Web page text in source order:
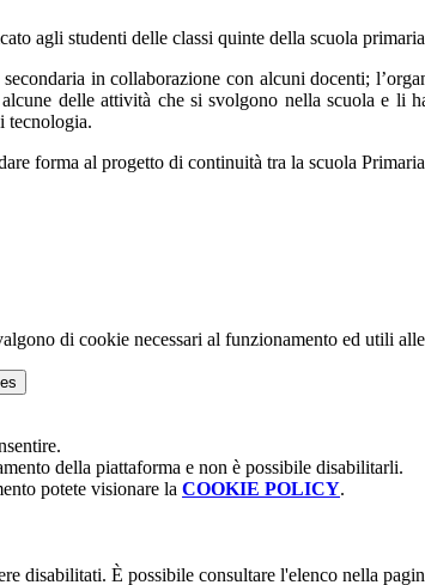
agli studenti delle classi quinte della scuola
in collaborazione con alcuni docenti;
delle attività che si svolgono nella scuola e
tecnologia.
forma al progetto di continuità tra la scuola
di cookie necessari al funzionamento ed utili
della piattaforma e non è possibile disabilitarli.
potete visionare la COOKIE POLICY.
disabilitati. È possibile consultare l'elenco nella